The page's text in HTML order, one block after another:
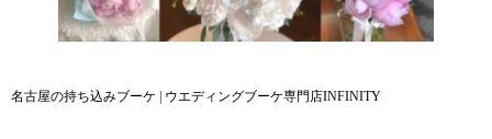
名古屋の持ち込みブーケ | ウエディングブーケ専門店INFINITY